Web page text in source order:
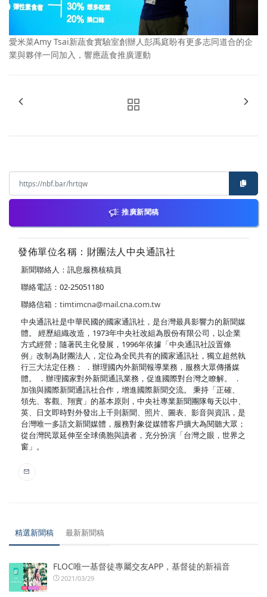
愛米菜Amy Tsai新蔬食實驗室創辦人彭禹庭盼有更多志同道合的企
業與夥伴一同加入，響應蔬食推廣運動
推廣新聞稿
發佈單位名稱：財團法人中央通訊社
新聞聯絡人：訊息服務核稿員
聯絡電話：02-25051180
聯絡信箱： timtimcna@mail.cna.com.tw
中央通訊社是中華民國的國家通訊社，是台灣最具影響力的新聞媒
體。 經歷組織改造，1973年中央社改組為股份有限公司，以企業
方式經營；隨著民主化發展，1996年依據「中央通訊社設置條
例」改制為財團法人，定位為全民共有的國家通訊社，獨立超然執
行三大法定任務： ．辦理國內外新聞報導業務，服務大眾傳播媒
體。 ．辦理國家對外新聞通訊業務，促進國際對台灣之瞭解。 ．
加強與國際新聞通訊社合作，增進國際新聞交流。 秉持「正確、
領先、客觀、翔實」的基本原則，中央社專業新聞團隊每天以中、
英、日文即時對外發出上千則新聞、照片、圖表、影音與資訊，是
台灣唯一多語文新聞媒體，服務對象從媒體客戶擴大為閱聽大眾；
從台灣民眾延伸至全球僑胞與讀者，充分扮演「台灣之眼，世界之
窗」。
精選新聞稿 最新新聞稿
FLOC唯一基督徒專屬交友APP，基督徒的新福音
2021/03/29